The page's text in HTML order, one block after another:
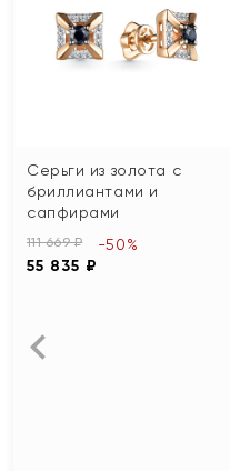
Серьги из золота с
бриллиантами и
сапфирами
111 669 ₽
55 835 ₽
-50%